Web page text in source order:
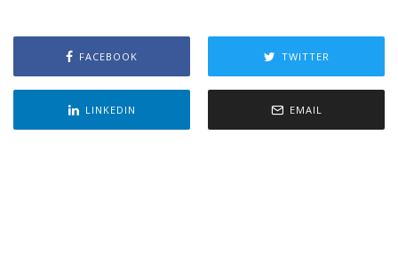
FACEBOOK TWITTER
LINKEDIN EMAIL